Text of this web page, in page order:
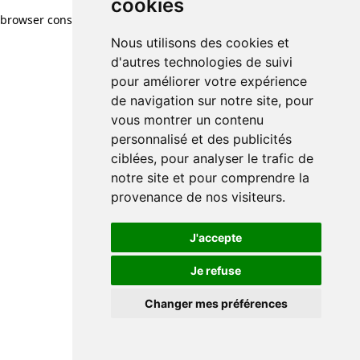
cookies
Nous utilisons des cookies et
d'autres technologies de suivi
pour améliorer votre expérience
de navigation sur notre site, pour
vous montrer un contenu
personnalisé et des publicités
ciblées, pour analyser le trafic de
notre site et pour comprendre la
provenance de nos visiteurs.
J'accepte
Je refuse
Changer mes préférences
browser console for more information)